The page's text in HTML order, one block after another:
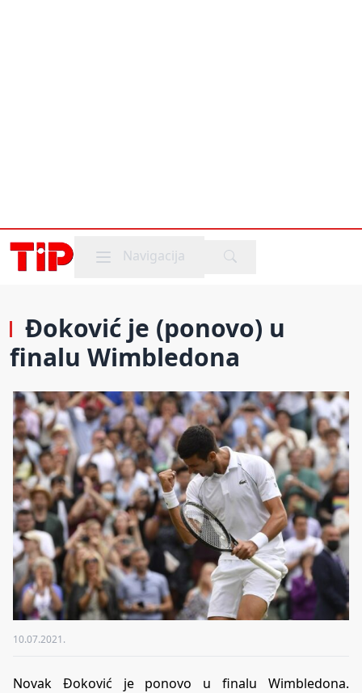
Mobile menu
Navigacija
Đoković je (ponovo) u
finalu Wimbledona
10.07.2021.
Novak Đoković je ponovo u finalu Wimbledona.